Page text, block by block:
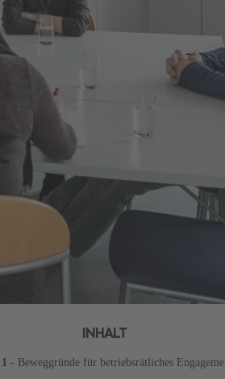
INHALT
- Beweggründe für betriebsrätliches